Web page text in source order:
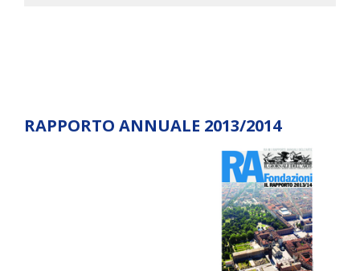
RAPPORTO ANNUALE 2013/2014